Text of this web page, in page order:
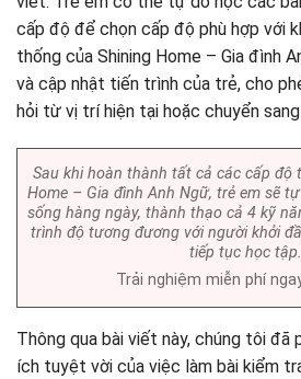
cấp độ để chọn cấp độ phù hợp với
thống của Shining Home – Gia đình
và cập nhật tiến trình của trẻ, cho
hỏi từ vị trí hiện tại hoặc chuyển
Sau khi hoàn thành tất cả các cấp độ
Home – Gia đình Anh Ngữ, trẻ em sẽ
sống hàng ngày, thành thạo cả 4 kỹ
trình độ tương đương với người khởi
tiếp tục học tập.
Trải nghiệm miễn phí
Thông qua bài viết này, chúng tôi đã
ích tuyệt vời của việc làm bài kiểm